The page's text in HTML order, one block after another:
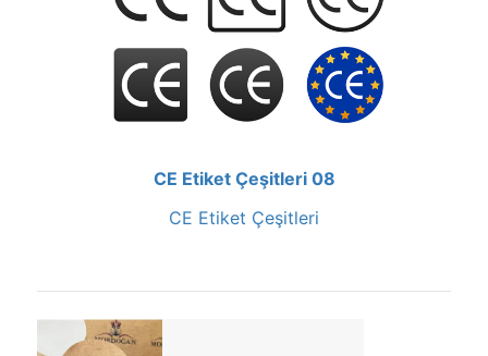
CE Etiket Çeşitleri 08
CE Etiket Çeşitleri